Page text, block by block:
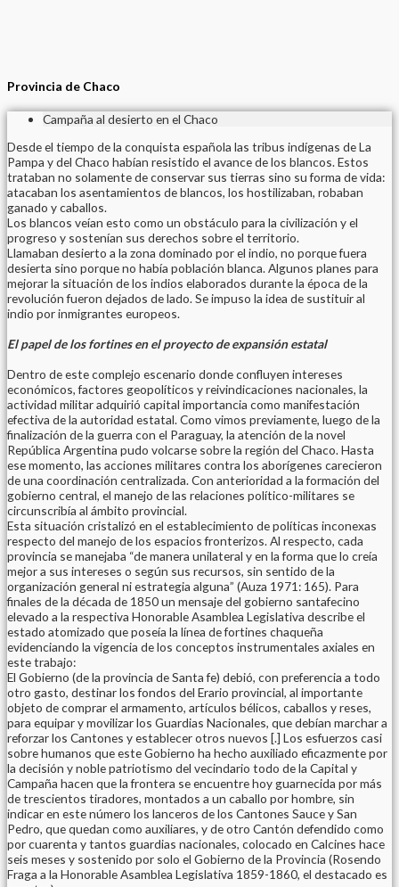
Provincia de Chaco
Campaña al desierto en el Chaco
Desde el tiempo de la conquista española las tribus indígenas de La
Pampa y del Chaco habían resistido el avance de los blancos. Estos
trataban no solamente de conservar sus tierras sino su forma de vida:
atacaban los asentamientos de blancos, los hostilizaban, robaban
ganado y caballos.
Los blancos veían esto como un obstáculo para la civilización y el
progreso y sostenían sus derechos sobre el territorio.
Llamaban desierto a la zona dominado por el indio, no porque fuera
desierta sino porque no había población blanca. Algunos planes para
mejorar la situación de los indios elaborados durante la época de la
revolución fueron dejados de lado. Se impuso la idea de sustituir al
indio por inmigrantes europeos.
El papel de los fortines en el proyecto de expansión estatal
Dentro de este complejo escenario donde confluyen intereses
económicos, factores geopolíticos y reivindicaciones nacionales, la
actividad militar adquirió capital importancia como manifestación
efectiva de la autoridad estatal. Como vimos previamente, luego de la
finalización de la guerra con el Paraguay, la atención de la novel
República Argentina pudo volcarse sobre la región del Chaco. Hasta
ese momento, las acciones militares contra los aborígenes carecieron
de una coordinación centralizada. Con anterioridad a la formación del
gobierno central, el manejo de las relaciones político-militares se
circunscribía al ámbito provincial.
Esta situación cristalizó en el establecimiento de políticas inconexas
respecto del manejo de los espacios fronterizos. Al respecto, cada
provincia se manejaba “de manera unilateral y en la forma que lo creía
mejor a sus intereses o según sus recursos, sin sentido de la
organización general ni estrategia alguna” (Auza 1971: 165). Para
finales de la década de 1850 un mensaje del gobierno santafecino
elevado a la respectiva Honorable Asamblea Legislativa describe el
estado atomizado que poseía la línea de fortines chaqueña
evidenciando la vigencia de los conceptos instrumentales axiales en
este trabajo:
El Gobierno (de la provincia de Santa fe) debió, con preferencia a todo
otro gasto, destinar los fondos del Erario provincial, al importante
objeto de comprar el armamento, artículos bélicos, caballos y reses,
para equipar y movilizar los Guardias Nacionales, que debían marchar a
reforzar los Cantones y establecer otros nuevos [.] Los esfuerzos casi
sobre humanos que este Gobierno ha hecho auxiliado eficazmente por
la decisión y noble patriotismo del vecindario todo de la Capital y
Campaña hacen que la frontera se encuentre hoy guarnecida por más
de trescientos tiradores, montados a un caballo por hombre, sin
indicar en este número los lanceros de los Cantones Sauce y San
Pedro, que quedan como auxiliares, y de otro Cantón defendido como
por cuarenta y tantos guardias nacionales, colocado en Calcines hace
seis meses y sostenido por solo el Gobierno de la Provincia (Rosendo
Fraga a la Honorable Asamblea Legislativa 1859-1860, el destacado es